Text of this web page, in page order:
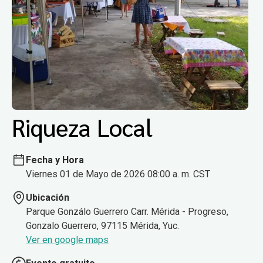
Riqueza Local
Fecha y Hora
Viernes 01 de Mayo de 2026 08:00 a. m. CST
Ubicación
Parque Gonzálo Guerrero Carr. Mérida - Progreso,
Gonzalo Guerrero, 97115 Mérida, Yuc.
Ver en google maps